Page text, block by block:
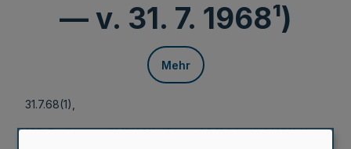
— v. 31. 7. 1968¹)
Mehr
31.7.68(1),
163. Ergänzung-SMBl.NW.-(Stand 1.9.1984 = MB1.NW. Nr.